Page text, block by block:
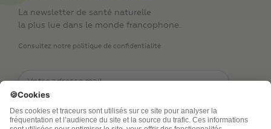
La newsletter de santé naturelle
la plus lue dans le monde francophone.
Consultez notre politique de confidentialité